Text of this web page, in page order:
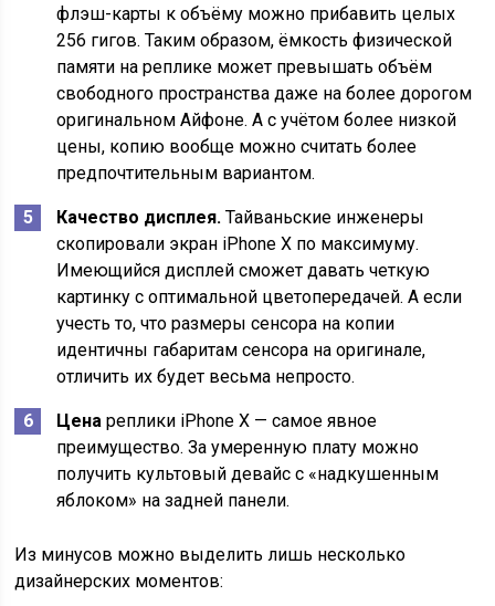
флэш-карты к объёму можно прибавить целых
256 гигов. Таким образом, ёмкость физической
памяти на реплике может превышать объём
свободного пространства даже на более дорогом
оригинальном Айфоне. А с учётом более низкой
цены, копию вообще можно считать более
предпочтительным вариантом.
Качество дисплея. Тайваньские инженеры
скопировали экран iPhone X по максимуму.
Имеющийся дисплей сможет давать четкую
картинку с оптимальной цветопередачей. А если
учесть то, что размеры сенсора на копии
идентичны габаритам сенсора на оригинале,
отличить их будет весьма непросто.
Цена реплики iPhone X — самое явное
преимущество. За умеренную плату можно
получить культовый девайс с «надкушенным
яблоком» на задней панели.
Из минусов можно выделить лишь несколько
дизайнерских моментов: